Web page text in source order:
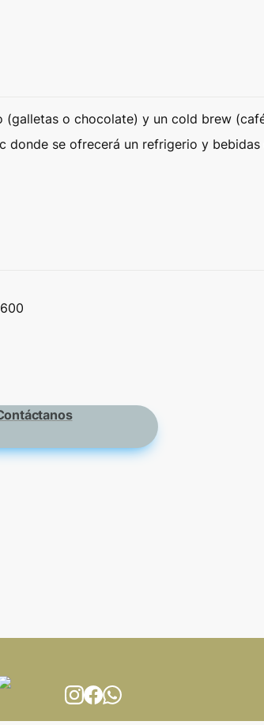
(galletas o chocolate) y un cold brew
donde se ofrecerá un refrigerio y bebidas